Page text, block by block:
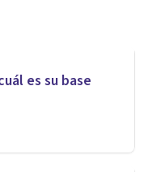
es su base